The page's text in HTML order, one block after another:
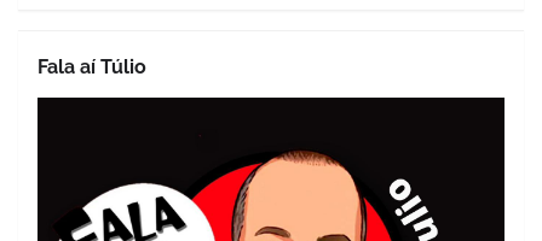
Fala aí Túlio